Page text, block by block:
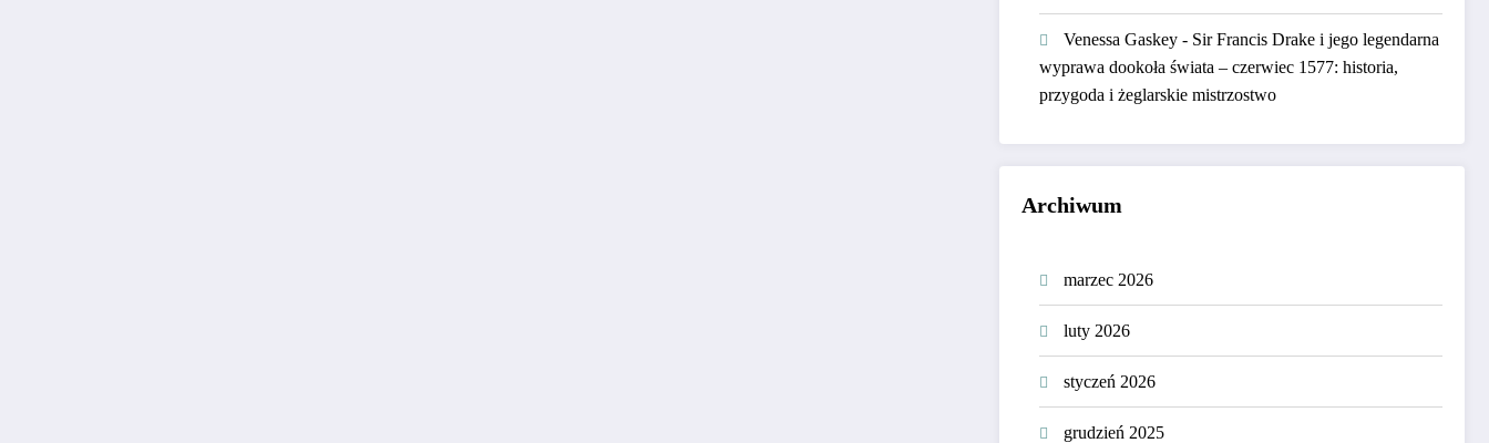
Venessa Gaskey - Sir Francis Drake i jego legendarna
wyprawa dookoła świata – czerwiec 1577: historia,
przygoda i żeglarskie mistrzostwo
Archiwum
marzec 2026
luty 2026
styczeń 2026
grudzień 2025